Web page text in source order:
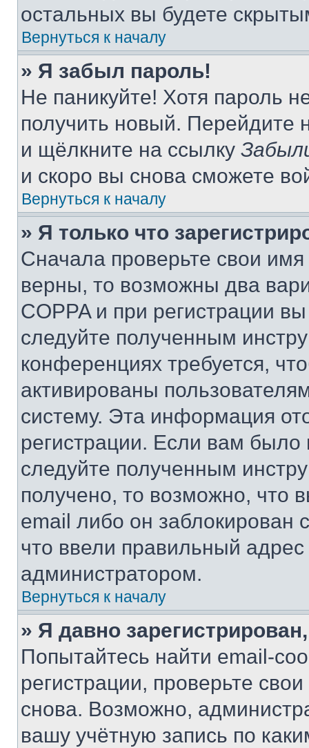
остальных вы будете
Вернуться к началу
» Я забыл пароль!
Не паникуйте! Хотя пароль
получить новый. Перейдите
и щёлкните на ссылку
и скоро вы снова сможете
Вернуться к началу
» Я только что
Сначала проверьте свои
верны, то возможны два
COPPA и при регистрации
следуйте полученным
конференциях требуется,
активированы
систему. Эта информация
регистрации. Если вам
следуйте полученным
получено, то возможно, что
email либо он
что ввели правильный адрес
администратором.
Вернуться к началу
» Я давно
Попытайтесь найти email-
регистрации, проверьте
снова. Возможно,
вашу учётную запись по